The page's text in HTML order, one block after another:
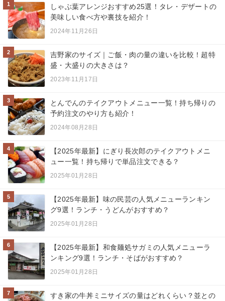
1
しゃぶ葉アレンジおすすめ25選！タレ・デザートの
美味しい食べ方や裏技を紹介！
2024年11月26日
2
吉野家のサイズ｜ご飯・肉の量の違いを比較！超特
盛・大盛りの大きさは？
2023年11月17日
3
とんでんのテイクアウトメニュー一覧！持ち帰りの
予約注文のやり方も紹介！
2024年08月28日
4
【2025年最新】にぎり長次郎のテイクアウトメニ
ュー一覧！持ち帰りで単品注文できる？
2025年01月28日
5
【2025年最新】味の民芸の人気メニューランキン
グ9選！ランチ・うどんがおすすめ？
2025年01月28日
6
【2025年最新】和食麺処サガミの人気メニューラ
ンキング9選！ランチ・そばがおすすめ？
2025年01月28日
7
すき家の牛丼ミニサイズの量はどれくらい？並との